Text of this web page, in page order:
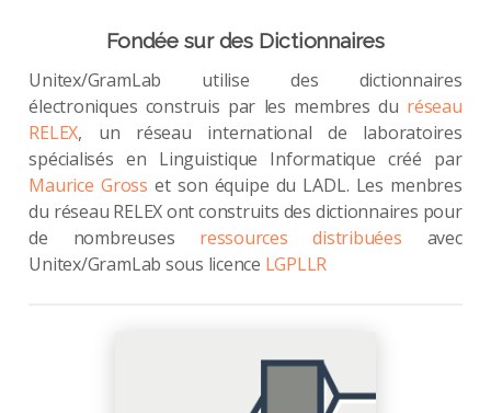
Fondée sur des Dictionnaires
Unitex/GramLab utilise des dictionnaires
électroniques construis par les membres du réseau
RELEX, un réseau international de laboratoires
spécialisés en Linguistique Informatique créé par
Maurice Gross et son équipe du LADL. Les menbres
du réseau RELEX ont construits des dictionnaires pour
de nombreuses ressources distribuées avec
Unitex/GramLab sous licence LGPLLR